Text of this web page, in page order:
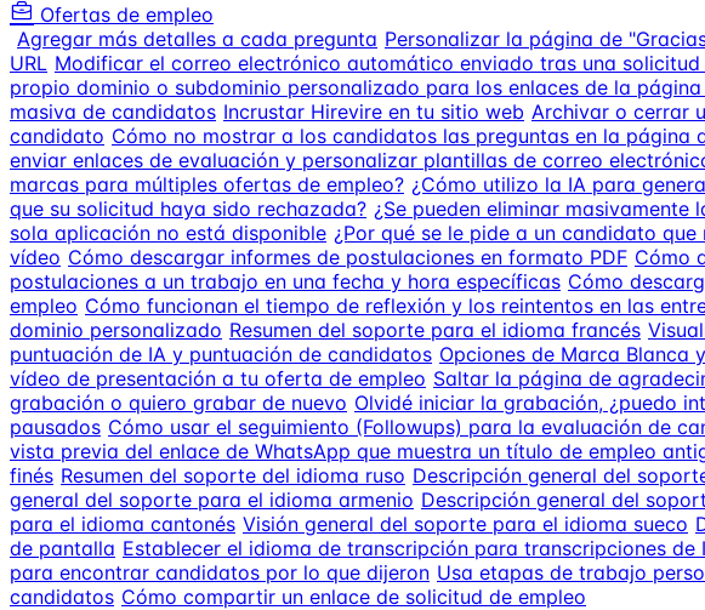
Ofertas de empleo
Agregar más detalles a cada pregunta Personalizar la página de
URL Modificar el correo electrónico automático enviado tras una solicitud
propio dominio o subdominio personalizado para los enlaces de la
masiva de candidatos Incrustar Hirevire en tu sitio web Archivar o cerrar
candidato Cómo no mostrar a los candidatos las preguntas en la página
enviar enlaces de evaluación y personalizar plantillas de correo
marcas para múltiples ofertas de empleo? ¿Cómo utilizo la IA para
que su solicitud haya sido rechazada? ¿Se pueden eliminar masivamente
sola aplicación no está disponible ¿Por qué se le pide a un candidato
vídeo Cómo descargar informes de postulaciones en formato PDF Cómo
postulaciones a un trabajo en una fecha y hora específicas Cómo
empleo Cómo funcionan el tiempo de reflexión y los reintentos en las
dominio personalizado Resumen del soporte para el idioma francés
puntuación de IA y puntuación de candidatos Opciones de Marca Blanca
vídeo de presentación a tu oferta de empleo Saltar la página de
grabación o quiero grabar de nuevo Olvidé iniciar la grabación, ¿puedo
pausados Cómo usar el seguimiento (Followups) para la evaluación de
vista previa del enlace de WhatsApp que muestra un título de empleo
finés Resumen del soporte del idioma ruso Descripción general del
general del soporte para el idioma armenio Descripción general del
para el idioma cantonés Visión general del soporte para el idioma sueco
de pantalla Establecer el idioma de transcripción para transcripciones de
para encontrar candidatos por lo que dijeron Usa etapas de trabajo
candidatos Cómo compartir un enlace de solicitud de empleo